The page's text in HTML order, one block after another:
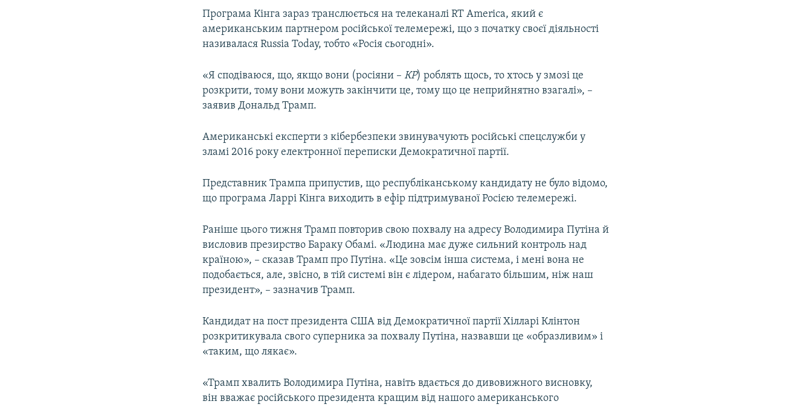
Програма Кінга зараз транслюється на телеканалі RT America, який є
американським партнером російської телемережі, що з початку своєї діяльності
називалася Russia Today, тобто «Росія сьогодні».
«Я сподіваюся, що, якщо вони (росіяни –КР) роблять щось, то хтось у змозі це
розкрити, тому вони можуть закінчити це, тому що це неприйнятно взагалі», –
заявив Дональд Трамп.
Американські експерти з кібербезпеки звинувачують російські спецслужби у
зламі 2016 року електронної переписки Демократичної партії.
Представник Трампа припустив, що республіканському кандидату не було відомо,
що програма Ларрі Кінга виходить в ефір підтримуваної Росією телемережі.
Раніше цього тижня Трамп повторив свою похвалу на адресу Володимира Путіна й
висловив презирство Бараку Обамі. «Людина має дуже сильний контроль над
країною», – сказав Трамп про Путіна. «Це зовсім інша система, і мені вона не
подобається, але, звісно, в тій системі він є лідером, набагато більшим, ніж наш
президент», – зазначив Трамп.
Кандидат на пост президента США від Демократичної партії Хілларі Клінтон
розкритикувала свого суперника за похвалу Путіна, назвавши це «образливим» і
«таким, що лякає».
«Трамп хвалить Володимира Путіна, навіть вдається до дивовижного висновку,
він вважає російського президента кращим від нашого американського